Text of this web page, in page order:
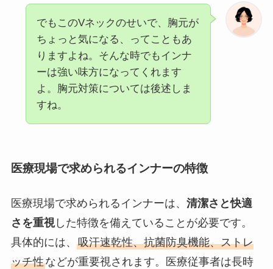
でもこのVネックのせいで、胸元が
ちょっと気になる、ってこともあ
りますよね。そんな時でもインナ
ーは強い味方になってくれます
よ。胸元対策については後述しま
すね。
医療現場で求められるインナーの特徴
医療現場で求められるインナーは、 清潔さと快適
さを重視した特徴を備えていることが必要です。
具体的には、 吸汗速乾性、抗菌防臭機能、ストレ
ッチ性などが重要視されます。医療従事者は長時